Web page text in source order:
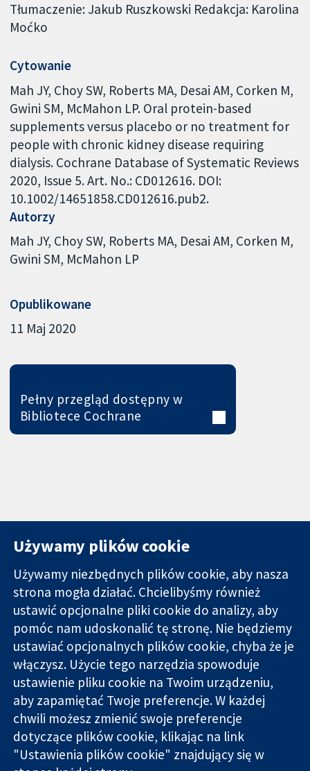
Tłumaczenie: Jakub Ruszkowski Redakcja: Karolina
Moćko
Cytowanie
Mah JY, Choy SW, Roberts MA, Desai AM, Corken M,
Gwini SM, McMahon LP. Oral protein-based
supplements versus placebo or no treatment for
people with chronic kidney disease requiring
dialysis. Cochrane Database of Systematic Reviews
2020, Issue 5. Art. No.: CD012616. DOI:
10.1002/14651858.CD012616.pub2.
Autorzy
Mah JY Choy SW Roberts MA Desai AM Corken M
Gwini SM McMahon LP
Opublikowane
11 Maj 2020
Pełny przegląd dostępny w
Bibliotece Cochrane
Wiarygodne dane
naukowe.
Świadome
decyzje.
Lepsze zdrowie.
11-13 Cavendish
Square
Londyn
W1G 0AN
Wielka Brytania
Kontakt
Nowości
Biuro
prasowe
O nas
Praca
Cochrane
Library
Cochrane Collaboration to organizacja charytatywna (nr
Używamy plików cookie
Używamy niezbędnych plików cookie, aby nasza
strona mogła działać. Chcielibyśmy również
ustawić opcjonalne pliki cookie do analizy, aby
pomóc nam udoskonalić tę stronę. Nie będziemy
ustawiać opcjonalnych plików cookie, chyba że je
włączysz. Użycie tego narzędzia spowoduje
ustawienie pliku cookie na Twoim urządzeniu,
aby zapamiętać Twoje preferencje. W każdej
chwili możesz zmienić swoje preferencje
dotyczące plików cookie, klikając na link
"Ustawienia plików cookie" znajdujący się w